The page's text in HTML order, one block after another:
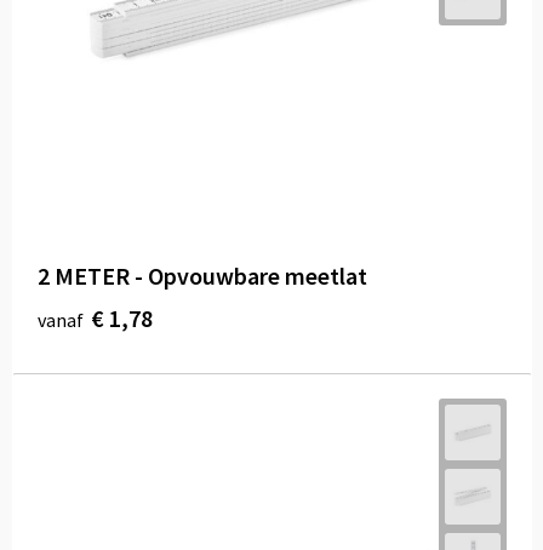
2 METER - Opvouwbare meetlat
vanaf € 1,78